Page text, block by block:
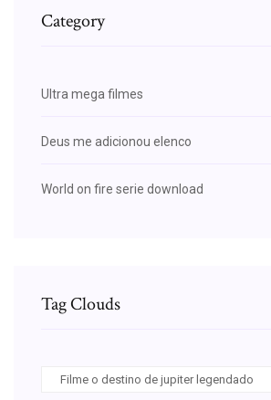
Category
Ultra mega filmes
Deus me adicionou elenco
World on fire serie download
Tag Clouds
Filme o destino de jupiter legendado